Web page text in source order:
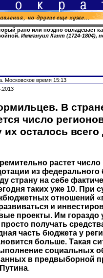
рано или поздно овладевает
Иммануил Кант (1724-1804),
Московское время 15:13
В
число
их осталось всего
растет
из
страну на себе
таких уже 10. При
отношений
и
проекты. Им гораздо
получать
часть бюджета у
больше. Такая
социальных
в предвыборной
.